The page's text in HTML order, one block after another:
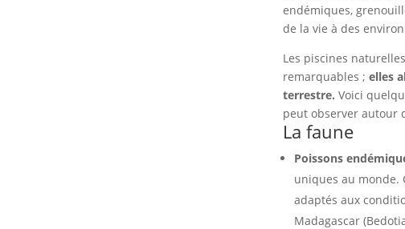
endémiques,
de la vie à des
Les piscines
remarquables ; elles
terrestre. Voici
peut observer autour
La faune
Poissons
uniques au monde.
adaptés aux
Madagascar